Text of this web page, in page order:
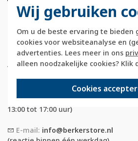
Wij gebruiken
Om u de beste ervaring te bieden
cookies voor websiteanalyse en
advertenties. Lees meer in ons
alleen noodzakelijke cookies? Klik
Cookies
Berkerstore.nl is onderdeel van e-
International B.V. en geen
onderdeel van Hager
Vertriebsgesellschaft GmbH & Co. KG.
088 28 29 333
(maandag t/m vrijdag, 09:00 tot
13:00 tot 17:00 uur)
E-mail: info@berkerstore.nl